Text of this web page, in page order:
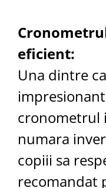
eficient:
Una dintre
cronometrul
numara
copiii sa
recomandat